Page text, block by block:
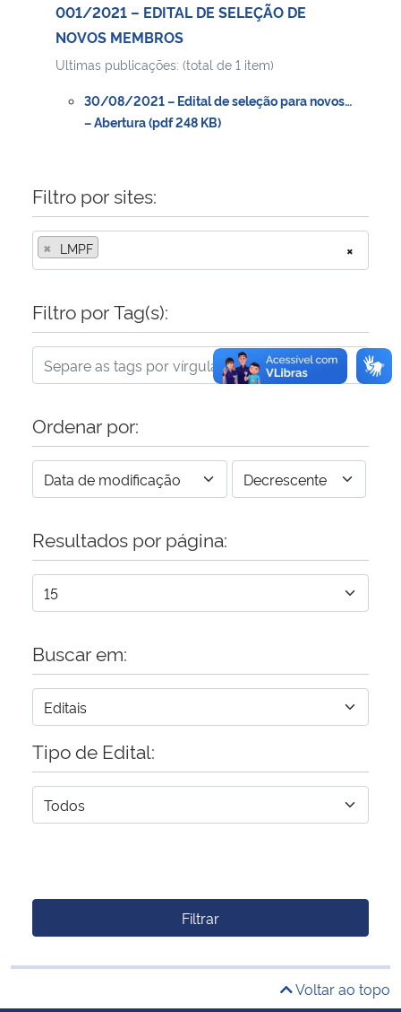
001/2021 – EDITAL DE SELEÇÃO DE
NOVOS MEMBROS
Ultimas publicações: (total de 1 item)
30/08/2021 – Edital de seleção para novos…
– Abertura (pdf 248 KB)
Filtro por sites:
×
× LMPF
Filtro por Tag(s):
Ordenar por:
Resultados por página:
Buscar em:
Tipo de Edital:
Filtrar
Voltar ao topo